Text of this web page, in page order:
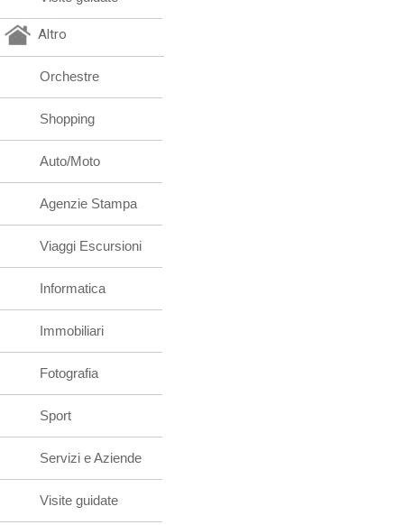
Altro
Orchestre
Shopping
Auto/Moto
Agenzie Stampa
Viaggi Escursioni
Informatica
Immobiliari
Fotografia
Sport
Servizi e Aziende
Visite guidate